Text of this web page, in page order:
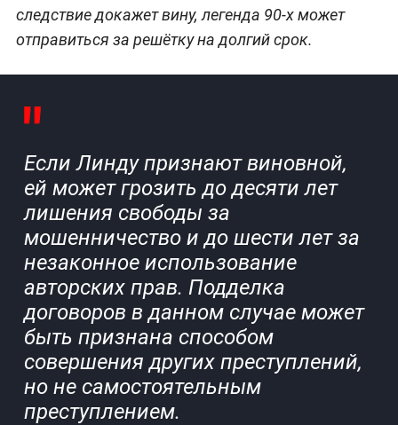
следствие докажет вину, легенда 90-х может
отправиться за решётку на долгий срок.
Если Линду признают виновной,
ей может грозить до десяти лет
лишения свободы за
мошенничество и до шести лет за
незаконное использование
авторских прав. Подделка
договоров в данном случае может
быть признана способом
совершения других преступлений,
но не самостоятельным
преступлением.